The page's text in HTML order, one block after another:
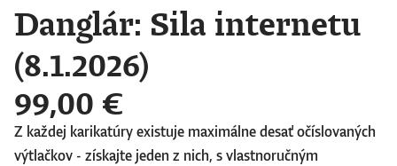
Danglár: Sila internetu
(8.1.2026)
99,00 €
Z každej karikatúry existuje maximálne desať očíslovaných
výtlačkov - získajte jeden z nich, s vlastnoručným